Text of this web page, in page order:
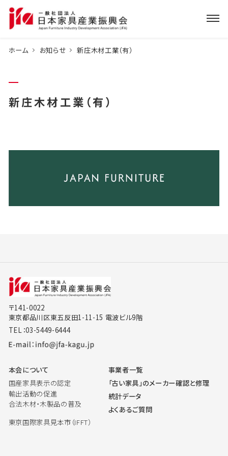
ホーム お知らせ 新庄木材工業（有）
新庄木材工業（有）
〒141-0022
東京都品川区東五反田1-11-15 電波ビル9階
TEL：03-5449-6444
本会について
国産家具表示の認定
輸出活動の促進
合法木材・木製品の普及
東京国際家具見本市（IFFT）
事業者一覧
「古い家具」のメーカー確認と修理
統計データ
よくあるご質問